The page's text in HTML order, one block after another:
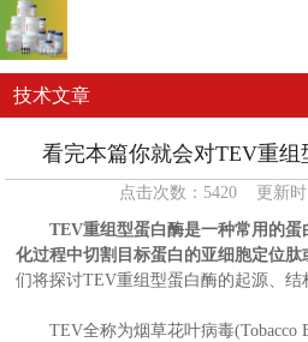
技术文章
看完本篇你就会对TEV重
点击次数：5420 更新时
TEV重组型蛋白酶是一种常用的
化过程中切割目标蛋白的亚细胞定位肽
们将探讨TEV重组型蛋白酶的起源、结
TEV全称为烟草花叶病毒(Tobacco